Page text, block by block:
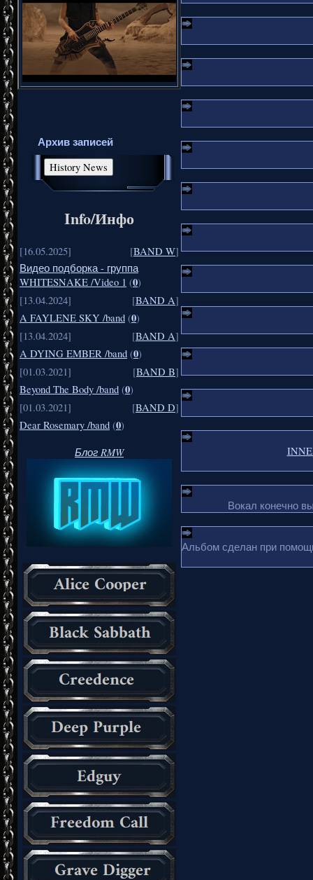
Архив записей
Info/Инфо
[16.05.2025] [BAND W]
Видео подборка - группа
WHITESNAKE /Video 1 (0)
[13.04.2024]
[BAND A]
A FAYLENE SKY /band (0)
[13.04.2024]
[BAND A]
A DYING EMBER /band (0)
[01.03.2021]
[BAND B]
Beyond The Body /band (0)
[01.03.2021]
[BAND D]
Dear Rosemary /band (0)
Блог RMW
Вокал конечно
Альбом сделан при